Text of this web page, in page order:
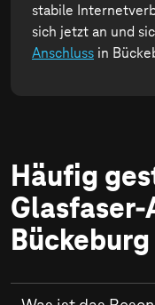
stabile
sich jetzt an und
Anschluss in
Häufig
Glasfaser-
Bückeburg